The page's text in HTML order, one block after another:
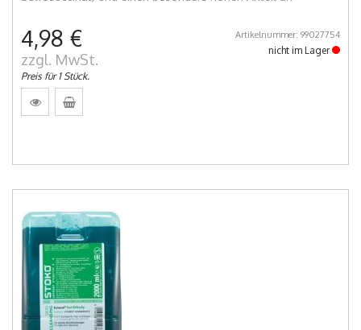
4,98 €
zzgl. MwSt.
Preis für 1 Stück.
Artikelnummer: 99027754
nicht im Lager